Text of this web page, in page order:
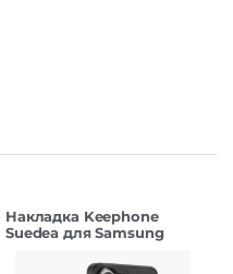
Накладка Keephone
Suedea для Samsung